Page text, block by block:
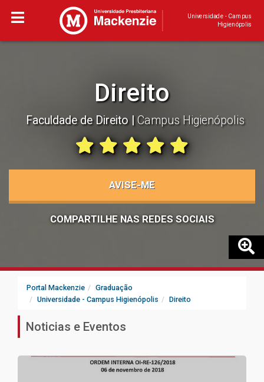
Universidade - Campus
Higienópolis
Direito
Faculdade de Direito Campus Higienópolis
AVISE-ME
COMPARTILHE NAS REDES SOCIAIS
Portal Mackenzie
Graduação
Universidade - Campus Higienópolis
Direito
Noticias e Eventos